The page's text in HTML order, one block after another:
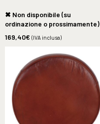
✖ Non disponibile (su
ordinazione o prossimamente)
169,40€ (IVA inclusa)